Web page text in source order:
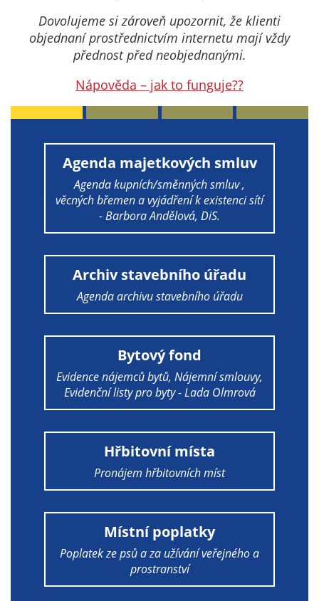
Dovolujeme si zároveň upozornit, že klienti
objednaní prostřednictvím internetu mají vždy
přednost před neobjednanými.
Nápověda – jak to funguje??
Agenda majetkových smluv
Agenda kupních/směnných smluv ,
věcných břemen a vyjádření k existenci sítí
- Barbora Andělová, DiS.
Archiv stavebního úřadu
Agenda archivu stavebního úřadu
Bytový fond
Evidence nájemců bytů, Nájemní smlouvy,
Evidenční listy pro byty - Lada Olmrová
Hřbitovní místa
Pronájem hřbitovních míst
Místní poplatky
Poplatek ze psů a za užívání veřejného a
prostranství
Technické
cookies
Technické
cookies jsou
správné
funkcí, které
nabízí.
Nepožadujeme
Váš souhlas s
využitím
technických
cookies na
našem webu. Z
cookies
nemohou být
individuálně
deaktivovány
nebo
Analytické
cookies
Analytické
cookies nám
umožňují
měření